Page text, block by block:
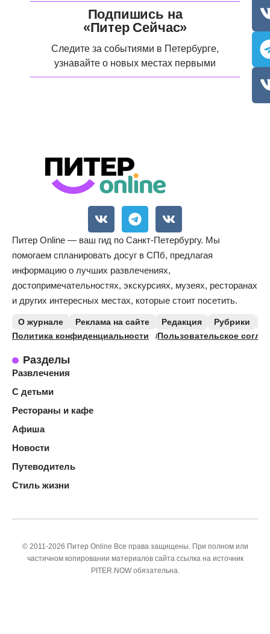
Подпишись на
«Питер Сейчас»
Следите за событиями в Петербурге,
узнавайте о новых местах первыми
Питер Online — ваш гид по Санкт-Петербургу. Мы
помогаем спланировать досуг в СПб, предлагая
информацию о лучших развлечениях,
достопримечательностях, экскурсиях, музеях, ресторанах
и других интересных местах, которые стоит посетить.
О журнале Реклама на сайте Редакция Рубрики
Политика конфиденциальности
Пользовательское
Разделы
Развлечения
С детьми
Рестораны и кафе
Афиша
Новости
Путеводитель
Стиль жизни
© 2011-2026 Питер Online Все права защищены. При полном или
частичном копировании материалов сайта ссылка на источник
PITER.NOW обязательна.